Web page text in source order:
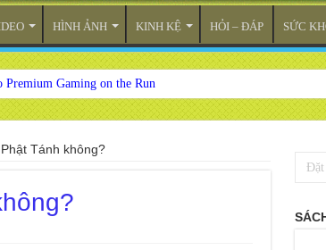
HÌNH ẢNH KINH KỆ HỎI – ĐÁP SỨC
Gaming on the Run
Tánh không?